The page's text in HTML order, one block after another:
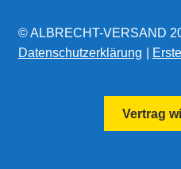
© ALBRECHT-VERSAND
Datenschutzerklärung
Vertrag